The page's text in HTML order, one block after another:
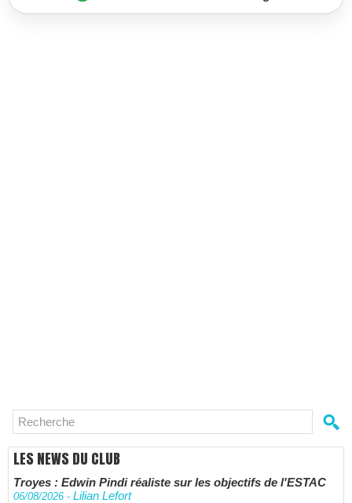
LES NEWS DU CLUB
Troyes : Edwin Pindi réaliste sur les objectifs de l'ESTAC
06/08/2026 - Lilian Lefort